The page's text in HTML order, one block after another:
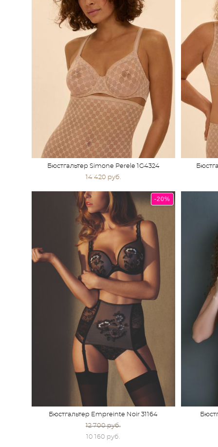
Бюстгальтер Simone Perele 1G4324
14 420 pуб.
-20%
Бюстгальтер Empreinte Noir 31164
12 700 pуб.
10 160 pуб.